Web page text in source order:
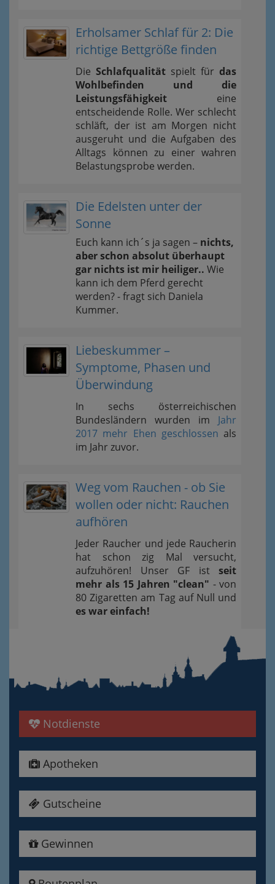
Erholsamer Schlaf für 2: Die
richtige Bettgröße finden
Die Schlafqualität spielt für das
Wohlbefinden und die
Leistungsfähigkeit eine
entscheidende Rolle. Wer schlecht
schläft, der ist am Morgen nicht
ausgeruht und die Aufgaben des
Alltags können zu einer wahren
Belastungsprobe werden.
Die Edelsten unter der
Sonne
Euch kann ich´s ja sagen – nichts,
aber schon absolut überhaupt
gar nichts ist mir heiliger.. Wie
kann ich dem Pferd gerecht
werden? - fragt sich Daniela
Kummer.
Liebeskummer –
Symptome, Phasen und
Überwindung
In sechs österreichischen
Bundesländern wurden im Jahr
2017 mehr Ehen geschlossen als
im Jahr zuvor.
Weg vom Rauchen - ob Sie
wollen oder nicht: Rauchen
aufhören
Jeder Raucher und jede Raucherin
hat schon zig Mal versucht,
aufzuhören! Unser GF ist seit
mehr als 15 Jahren "clean" - von
80 Zigaretten am Tag auf Null und
es war einfach!
Notdienste
Apotheken
Gutscheine
Gewinnen